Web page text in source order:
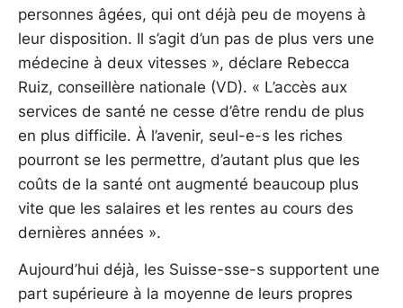
personnes âgées, qui ont déjà peu de moyens à
leur disposition. Il s’agit d’un pas de plus vers une
médecine à deux vitesses », déclare Rebecca
Ruiz, conseillère nationale (VD). « L’accès aux
services de santé ne cesse d’être rendu de plus
en plus difficile. À l’avenir, seul-e-s les riches
pourront se les permettre, d’autant plus que les
coûts de la santé ont augmenté beaucoup plus
vite que les salaires et les rentes au cours des
dernières années ».
Aujourd’hui déjà, les Suisse-sse-s supportent une
part supérieure à la moyenne de leurs propres